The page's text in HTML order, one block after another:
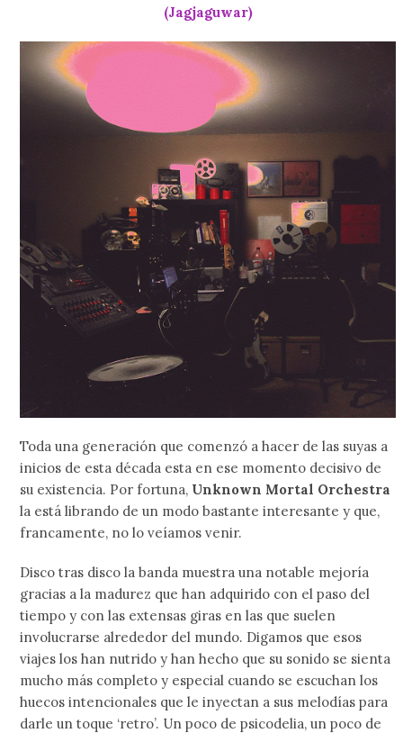
(Jagjaguwar)
Toda una generación que comenzó a hacer de las suyas a
inicios de esta década esta en ese momento decisivo de
su existencia. Por fortuna, Unknown Mortal Orchestra
la está librando de un modo bastante interesante y que,
francamente, no lo veíamos venir.
Disco tras disco la banda muestra una notable mejoría
gracias a la madurez que han adquirido con el paso del
tiempo y con las extensas giras en las que suelen
involucrarse alrededor del mundo. Digamos que esos
viajes los han nutrido y han hecho que su sonido se sienta
mucho más completo y especial cuando se escuchan los
huecos intencionales que le inyectan a sus melodías para
darle un toque ‘retro’. Un poco de psicodelia, un poco de